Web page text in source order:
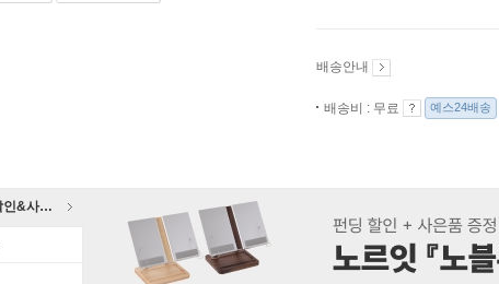
배송안내
배송비 : 무료 예스24배송
노르잇 신제품 출시 기념 할인&사은품 증정!